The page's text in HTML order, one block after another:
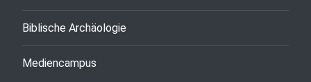
Biblische Archäologie
Mediencampus